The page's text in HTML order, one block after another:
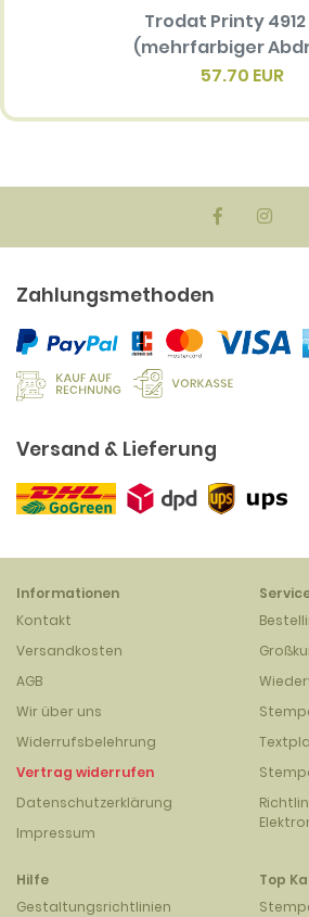
Trodat Printy 4912
(mehrfarbiger
57.70 EUR
Zahlungsmethoden
Versand & Lieferung
Informationen
Kontakt
Versandkosten
AGB
Wir über uns
Widerrufsbelehrung
Vertrag widerrufen
Datenschutzerklärung
Impressum
Hilfe
Gestaltungsrichtlinien
Top